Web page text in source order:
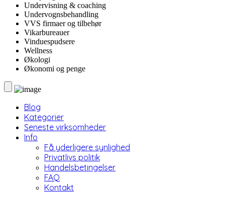
Undervisning & coaching
Undervognsbehandling
VVS firmaer og tilbehør
Vikarbureauer
Vinduespudsere
Wellness
Økologi
Økonomi og penge
Blog
Kategorier
Seneste virksomheder
Info
Få yderligere synlighed
Privatlivs politik
Handelsbetingelser
FAQ
Kontakt